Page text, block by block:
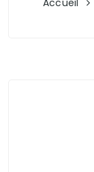
Accueil